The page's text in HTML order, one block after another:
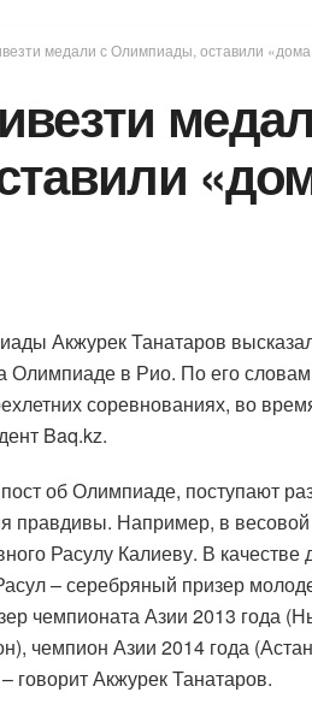
медали с Олимпиады, оставили
Акжурек Танатаров
Олимпиаде в Рио. По его
соревнованиях, во
Baq.kz.
об Олимпиаде, поступают
Например, в весовой
Расулу Калиеву. В качестве
– серебряный призер
чемпионата Азии 2013 года
чемпион Азии 2014 года
говорит Акжурек Танатаров.